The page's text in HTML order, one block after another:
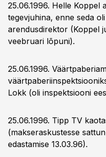
25.06.1996. Helle Koppel
tegevjuhina, enne seda
arendusdirektor (Koppel
veebruari lõpuni).
25.06.1996.
Lokk (oli inspektsiooni
25.06.1996. Tipp TV
(makseraskustesse
edastamise 13.03.96).